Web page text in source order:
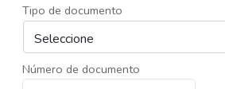
Tipo de documento
Número de documento